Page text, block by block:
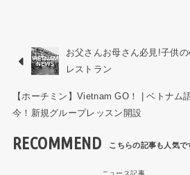
お父さんお母さん必見!子供
レストラン
【ホーチミン】Vietnam GO！ | ベトナム
今！新規グループレッスン開設
RECOMMEND
ニュース記事